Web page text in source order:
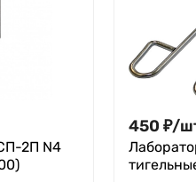
2П N4
450 ₽/